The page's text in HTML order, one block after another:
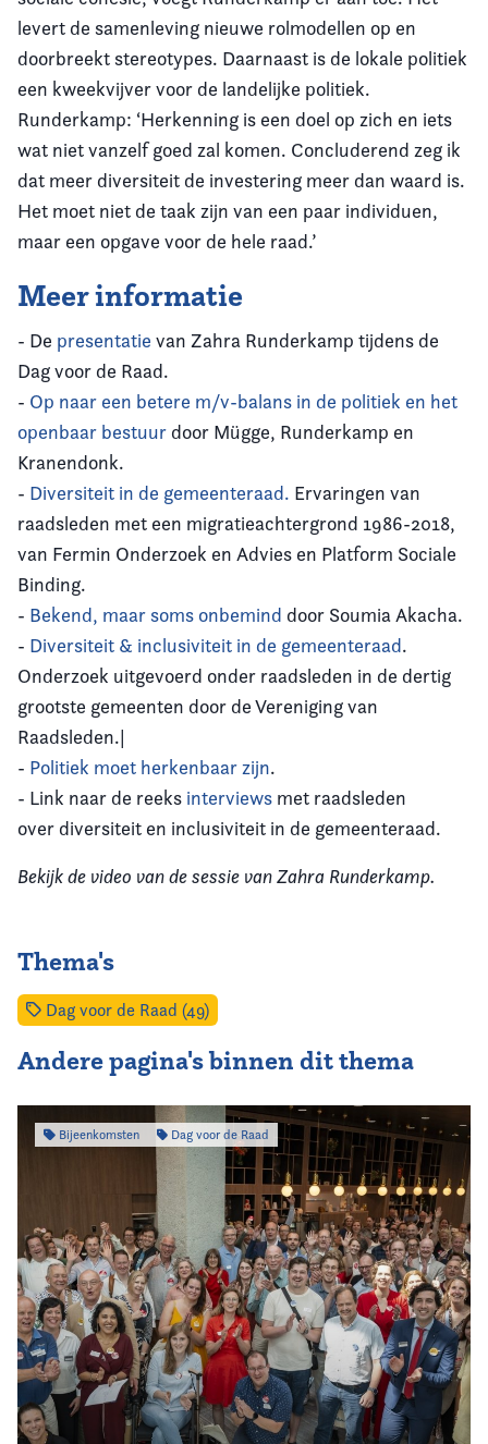
levert de samenleving nieuwe rolmodellen op en
doorbreekt stereotypes. Daarnaast is de lokale politiek
een kweekvijver voor de landelijke politiek.
Runderkamp: ‘Herkenning is een doel op zich en iets
wat niet vanzelf goed zal komen. Concluderend zeg ik
dat meer diversiteit de investering meer dan waard is.
Het moet niet de taak zijn van een paar individuen,
maar een opgave voor de hele raad.’
Meer informatie
- De presentatie van Zahra Runderkamp tijdens de
Dag voor de Raad.
- Op naar een betere m/v-balans in de politiek en het
openbaar bestuur door Mügge, Runderkamp en
Kranendonk.
- Diversiteit in de gemeenteraad. Ervaringen van
raadsleden met een migratieachtergrond 1986-2018,
van Fermin Onderzoek en Advies en Platform Sociale
Binding.
- Bekend, maar soms onbemind door Soumia Akacha.
- Diversiteit & inclusiviteit in de gemeenteraad.
Onderzoek uitgevoerd onder raadsleden in de dertig
grootste gemeenten door de Vereniging van
Raadsleden.|
- Politiek moet herkenbaar zijn.
- Link naar de reeks interviews met raadsleden
over diversiteit en inclusiviteit in de gemeenteraad.
Bekijk de video van de sessie van Zahra Runderkamp.
Thema's
Dag voor de Raad (49)
Andere pagina's binnen dit thema
Bijeenkomsten Dag voor de Raad